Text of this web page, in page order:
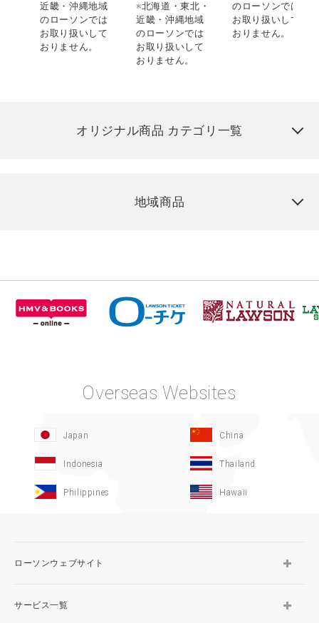
近畿・沖縄地域
のローソンでは
お取り扱いして
おりません。
※北海道・東北・
近畿・沖縄地域
のローソンでは
お取り扱いして
おりません。
のローソンでは
お取り扱いして
おりません。
オリジナル商品 カテゴリ一覧
地域商品
Overseas Websites
Japan China
Indonesia Thailand
Philippines Hawaii
ローソンウェブサイト
サービス一覧